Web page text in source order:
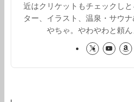
近はクリケットもチェックし
ター、イラスト、温泉・サウ
やちゃ。やわやわと頼